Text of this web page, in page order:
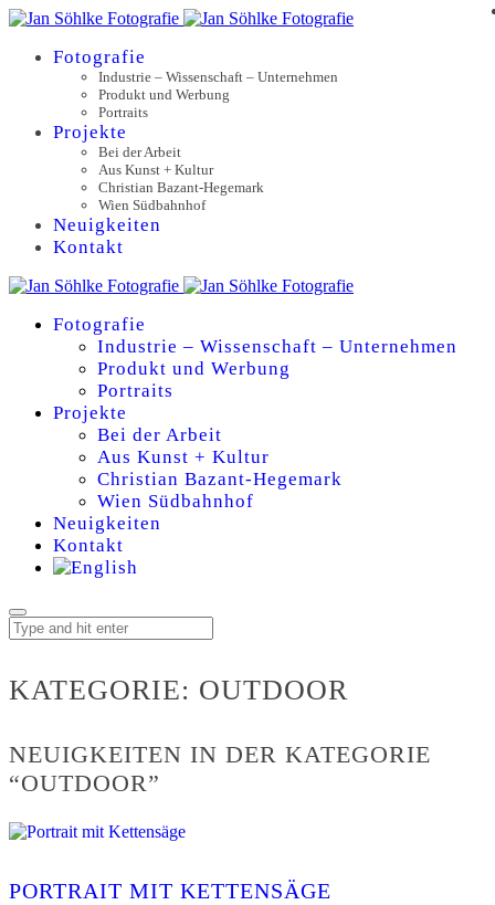
Fotografie
Industrie – Wissenschaft – Unternehmen
Produkt und Werbung
Portraits
Projekte
Bei der Arbeit
Aus Kunst + Kultur
Christian Bazant-Hegemark
Wien Südbahnhof
Neuigkeiten
Kontakt
Fotografie
Industrie – Wissenschaft – Unternehmen
Produkt und Werbung
Portraits
Projekte
Bei der Arbeit
Aus Kunst + Kultur
Christian Bazant-Hegemark
Wien Südbahnhof
Neuigkeiten
Kontakt
KATEGORIE:
OUTDOOR
KATEGORIE: OUTDOOR
NEUIGKEITEN IN DER KATEGORIE
“OUTDOOR”
PORTRAIT MIT KETTENSÄGE